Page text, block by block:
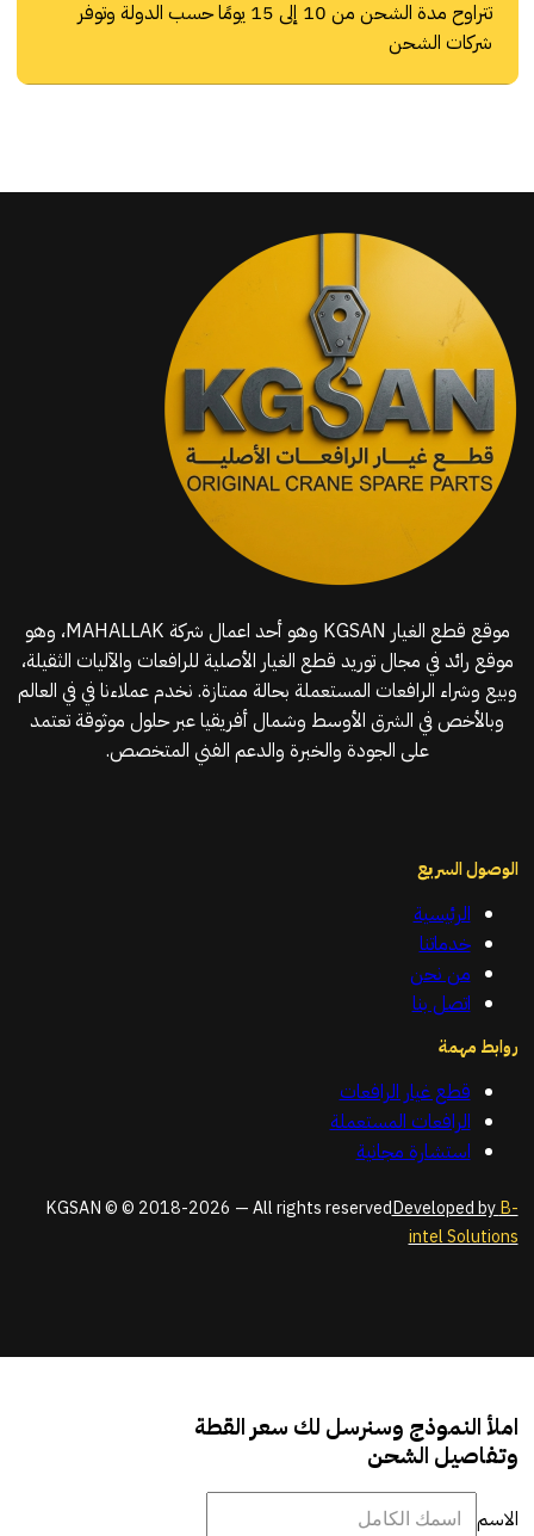
تتراوح مدة الشحن من 10 إلى 15 يومًا حسب الدولة وتوفر
شركات الشحن
موقع قطع الغيار KGSAN وهو أحد اعمال شركة MAHALLAK، وهو
موقع رائد في مجال توريد قطع الغيار الأصلية للرافعات والآليات الثقيلة،
وبيع وشراء الرافعات المستعملة بحالة ممتازة. نخدم عملاءنا في في العالم
وبالأخص في الشرق الأوسط وشمال أفريقيا عبر حلول موثوقة تعتمد
على الجودة والخبرة والدعم الفني المتخصص.
الوصول السريع
الرئيسية
خدماتنا
من نحن
اتصل بنا
روابط مهمة
قطع غيار الرافعات
الرافعات المستعملة
استشارة مجانية
KGSAN © © 2018-2026 — All rights reservedDeveloped byB-
intel Solutions
املأ النموذج وسنرسل لك سعر القطة
وتفاصيل الشحن
الاسم